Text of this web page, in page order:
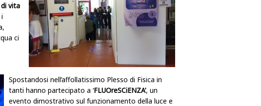
vita
ci
Spostandosi nell’affollatissimo Plesso di Fisica in
tanti hanno partecipato a ‘FLUOreSCiENZA’, un
evento dimostrativo sul funzionamento della luce e